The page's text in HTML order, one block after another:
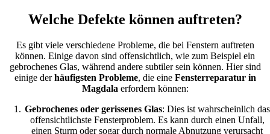
Welche Defekte können auftreten?
Es gibt viele verschiedene Probleme, die bei Fenstern auftreten
können. Einige davon sind offensichtlich, wie zum Beispiel ein
gebrochenes Glas, während andere subtiler sein können. Hier sind
einige derhäufigsten Probleme, die eine Fensterreparatur in
Magdala erfordern können:
Gebrochenes oder gerissenes Glas: Dies ist wahrscheinlich das
offensichtlichste Fensterproblem. Es kann durch einen Unfall,
einen Sturm oder sogar durch normale Abnutzung verursacht